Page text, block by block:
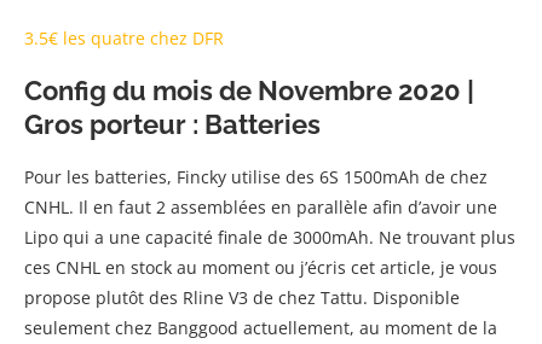
3.5€ les quatre chez DFR
Config du mois de Novembre 2020 |
Gros porteur : Batteries
Pour les batteries, Fincky utilise des 6S 1500mAh de chez
CNHL. Il en faut 2 assemblées en parallèle afin d’avoir une
Lipo qui a une capacité finale de 3000mAh. Ne trouvant plus
ces CNHL en stock au moment ou j’écris cet article, je vous
propose plutôt des Rline V3 de chez Tattu. Disponible
seulement chez Banggood actuellement, au moment de la